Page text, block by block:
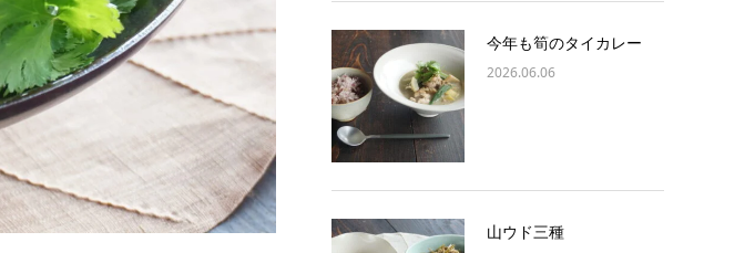
今年も筍のタイカレー
2026.06.06
山ウド三種